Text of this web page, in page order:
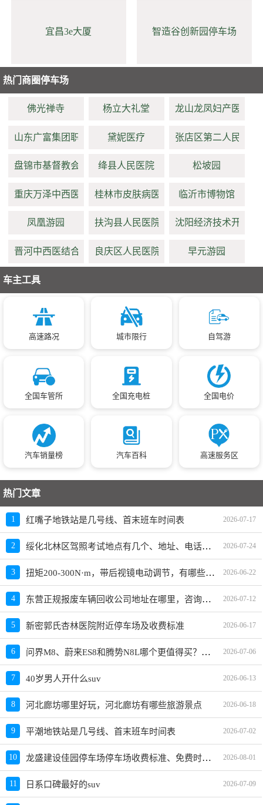
宜昌3e大厦 智造谷创新园停车场
热门商圈停车场
佛光禅寺 杨立大礼堂 龙山龙凤妇产医院
山东广富集团职工医院黛妮医疗 张店区第二人民医院
盘锦市基督教会 绛县人民医院 松坡园
重庆万泽中西医结合医院桂林市皮肤病医院 临沂市博物馆
凤凰游园 扶沟县人民医院 沈阳经济技术开发区
晋河中西医结合医院良庆区人民医院 早元游园
车主工具
高速路况 城市限行 自驾游
全国车管所 全国充电桩 全国电价
汽车销量榜 汽车百科 高速服务区
热门文章
1 红嘴子地铁站是几号线、首末班车时间表 2026-07-17
2 绥化北林区驾照考试地点有几个、地址、电话、工作时间 2026-07-24
3 扭矩200-300N·m，带后视镜电动调节，有哪些车值得推荐？ 2026-06-22
4 东营正规报废车辆回收公司地址在哪里，咨询电话号码，汽车报废拆解中心 2026-07-12
5 新密郭氏杏林医院附近停车场及收费标准 2026-06-17
6 问界M8、蔚来ES8和腾势N8L哪个更值得买？性价比、配置对比 2026-07-06
7 40岁男人开什么suv 2026-06-13
8 河北廊坊哪里好玩，河北廊坊有哪些旅游景点 2026-06-18
9 平潮地铁站是几号线、首末班车时间表 2026-07-02
10 龙盛建设佳园停车场停车场收费标准、免费时长、日租月租信息 2026-08-01
11 日系口碑最好的suv 2026-07-09